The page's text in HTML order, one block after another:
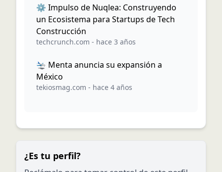
⚙️ Impulso de Nuqlea: Construyendo
un Ecosistema para Startups de Tech
Construcción
techcrunch.com - hace 3 años
🛬 Menta anuncia su expansión a
México
tekiosmag.com - hace 4 años
¿Es tu perfil?